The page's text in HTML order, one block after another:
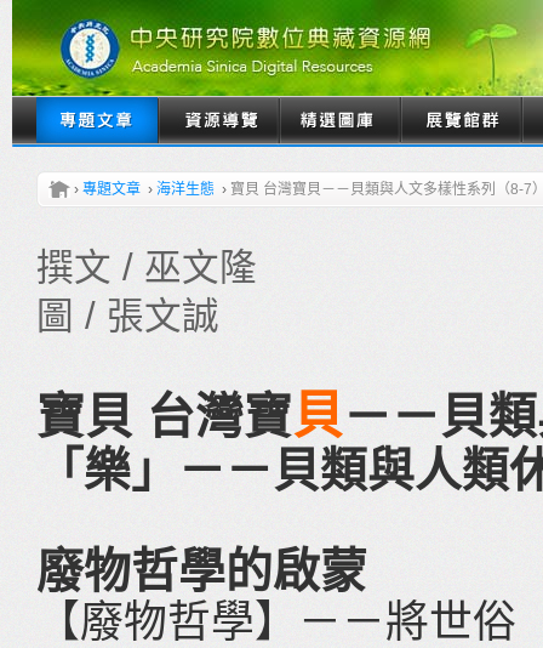
› 專題文章 › 海洋生態 › 寶貝 台灣寶貝－－貝類與人文多樣性系列（8-
撰文 / 巫文隆
圖 / 張文誠
寶貝 台灣寶貝－－貝
「樂」－－貝類與人類
廢物哲學的啟蒙
【廢物哲學】－－將世